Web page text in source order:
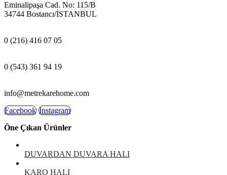
Eminalipaşa Cad. No: 115/B
34744 Bostancı/İSTANBUL
0 (216) 416 07 05
0 (543) 361 94 19
info@metrekarehome.com
Facebook Instagram
Öne Çıkan Ürünler
DUVARDAN DUVARA HALI
KARO HALI